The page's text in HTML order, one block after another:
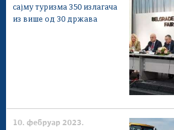
сајму туризма 350 излагача
из више од 30 држава
10. фебруар 2023.